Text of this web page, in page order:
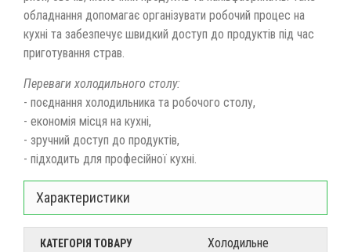
обладнання допомагає організувати робочий процес на
кухні та забезпечує швидкий доступ до продуктів під час
приготування страв.
Переваги холодильного столу:
- поєднання холодильника та робочого столу,
- економія місця на кухні,
- зручний доступ до продуктів,
- підходить для професійної кухні.
Характеристики
КАТЕГОРІЯ ТОВАРУ
Холодильне